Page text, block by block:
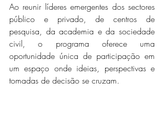
Ao reunir líderes emergentes dos sectores
público e privado, de centros de
pesquisa, da academia e da sociedade
civil, o programa oferece uma
oportunidade única de participação em
um espaço onde ideias, perspectivas e
tomadas de decisão se cruzam.